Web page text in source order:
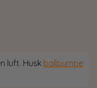
luft. Husk ballpumpe